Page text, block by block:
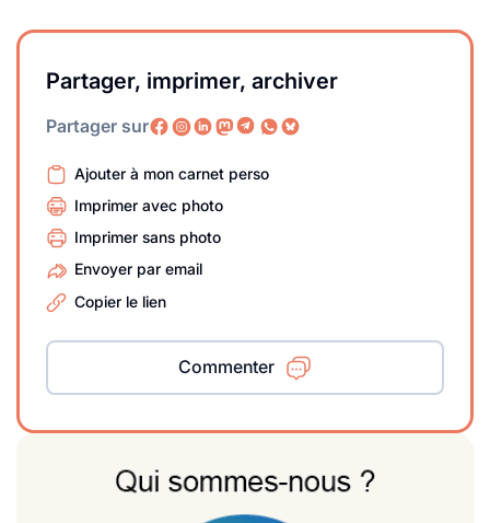
Partager, imprimer, archiver
Partager sur
Ajouter à mon carnet perso
Imprimer avec photo
Imprimer sans photo
Envoyer par email
Copier le lien
Commenter